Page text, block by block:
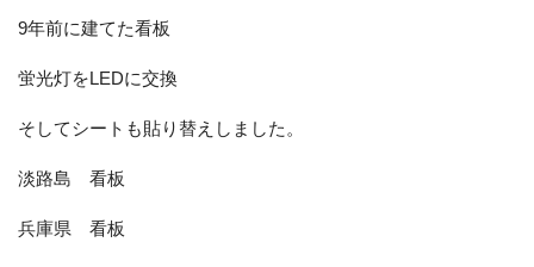
9年前に建てた看板
蛍光灯をLEDに交換
そしてシートも貼り替えしました。
淡路島 看板
兵庫県 看板